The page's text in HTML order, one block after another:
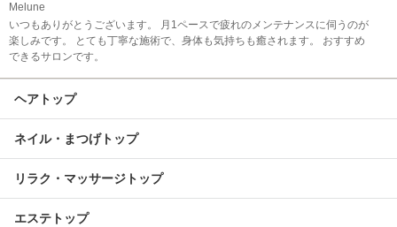
Melune
いつもありがとうございます。 月1ペースで疲れのメンテナンスに伺うのが
楽しみです。 とても丁寧な施術で、身体も気持ちも癒されます。 おすすめ
できるサロンです。
ヘアトップ
ネイル・まつげトップ
リラク・マッサージトップ
エステトップ